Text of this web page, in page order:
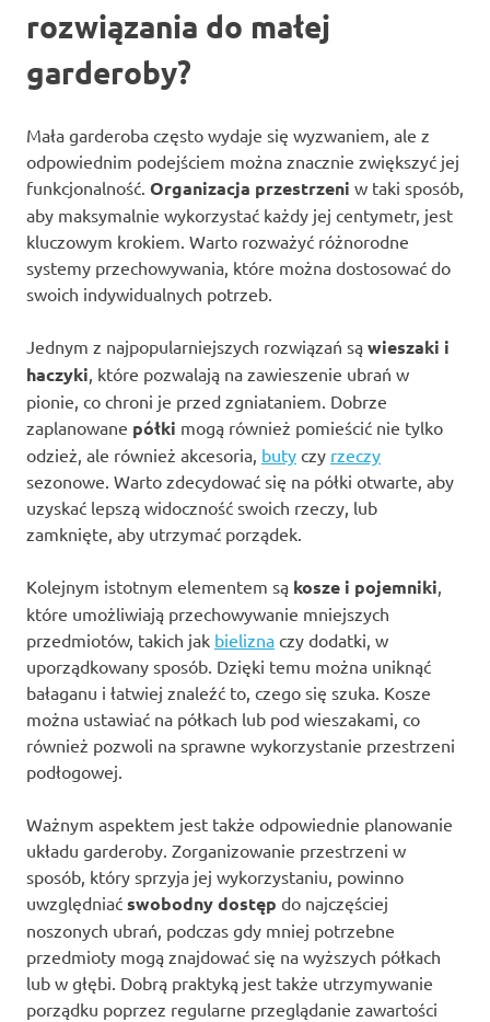
rozwiązania do małej
garderoby?
Mała garderoba często wydaje się wyzwaniem, ale z
odpowiednim podejściem można znacznie zwiększyć jej
funkcjonalność. Organizacja przestrzeni w taki sposób,
aby maksymalnie wykorzystać każdy jej centymetr, jest
kluczowym krokiem. Warto rozważyć różnorodne
systemy przechowywania, które można dostosować do
swoich indywidualnych potrzeb.
Jednym z najpopularniejszych rozwiązań są wieszaki i
haczyki , które pozwalają na zawieszenie ubrań w
pionie, co chroni je przed zgniataniem. Dobrze
zaplanowane półki mogą również pomieścić nie tylko
odzież, ale również akcesoria, buty czy rzeczy
sezonowe. Warto zdecydować się na półki otwarte, aby
uzyskać lepszą widoczność swoich rzeczy, lub
zamknięte, aby utrzymać porządek.
Kolejnym istotnym elementem są kosze i pojemniki
które umożliwiają przechowywanie mniejszych
przedmiotów, takich jak bielizna czy dodatki, w
uporządkowany sposób. Dzięki temu można uniknąć
bałaganu i łatwiej znaleźć to, czego się szuka. Kosze
można ustawiać na półkach lub pod wieszakami, co
również pozwoli na sprawne wykorzystanie przestrzeni
podłogowej.
Ważnym aspektem jest także odpowiednie planowanie
układu garderoby. Zorganizowanie przestrzeni w
sposób, który sprzyja jej wykorzystaniu, powinno
uwzględniać swobodny dostęp do najczęściej
noszonych ubrań, podczas gdy mniej potrzebne
przedmioty mogą znajdować się na wyższych półkach
lub w głębi. Dobrą praktyką jest także utrzymywanie
porządku poprzez regularne przeglądanie zawartości